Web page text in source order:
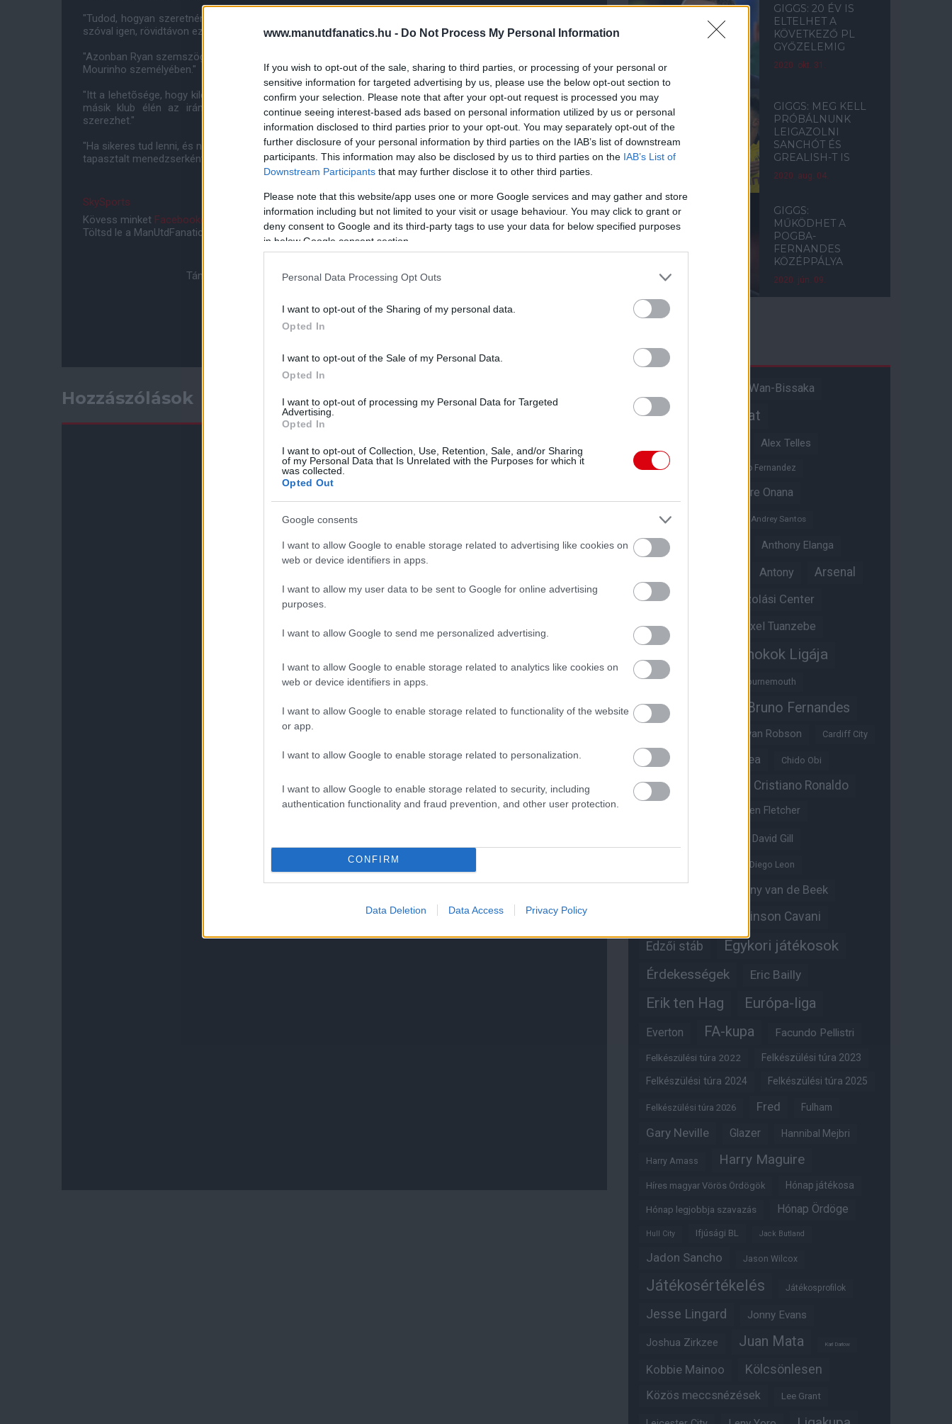
www.manutdfanatics.hu - Do Not Process My Personal Information
If you wish to opt-out of the sale, sharing to third parties, or processing of your personal or
sensitive information for targeted advertising by us, please use the below opt-out section to
confirm your selection. Please note that after your opt-out request is processed you may
continue seeing interest-based ads based on personal information utilized by us or personal
information disclosed to third parties prior to your opt-out. You may separately opt-out of the
further disclosure of your personal information by third parties on the IAB’s list of downstream
participants. This information may also be disclosed by us to third parties on the IAB’s List of
Downstream Participants that may further disclose it to other third parties.
Please note that this website/app uses one or more Google services and may gather and store
information including but not limited to your visit or usage behaviour. You may click to grant or
deny consent to Google and its third-party tags to use your data for below specified purposes
in below Google consent section.
Personal Data Processing Opt Outs
I want to opt-out of the Sharing of my personal data.
Opted In
I want to opt-out of the Sale of my Personal Data.
Opted In
I want to opt-out of processing my Personal Data for Targeted
Advertising.
Opted In
I want to opt-out of Collection, Use, Retention, Sale, and/or Sharing
of my Personal Data that Is Unrelated with the Purposes for which it
was collected.
Opted Out
Google consents
I want to allow Google to enable storage related to advertising like cookies on
web or device identifiers in apps.
I want to allow my user data to be sent to Google for online advertising
purposes.
I want to allow Google to send me personalized advertising.
I want to allow Google to enable storage related to analytics like cookies on
web or device identifiers in apps.
I want to allow Google to enable storage related to functionality of the website
or app.
I want to allow Google to enable storage related to personalization.
I want to allow Google to enable storage related to security, including
authentication functionality and fraud prevention, and other user protection.
CONFIRM
Data Deletion Data Access Privacy Policy
"Tudod, hogyan szeretnének játszani, érted a filozófiájukat és erényeiket. Ryan ennek a megtestesítõje,
szóval igen, rövidtávon ez káros lehet."
"Azonban Ryan szemszögébõl nézve, nem neki szánták az állást, világklasszis edzõt szerzõdtetek José
Mourinho személyében."
"Itt a lehetõsége, hogy kilépjen a Manchester Unitedbõl és menedzser legyen a saját jogán. Átveheti egy
másik klub élén az irányítást, dolgozhat azon, hogyan legyen jó vezetõ, és edzõi tapasztalatot
szerezhet."
"Ha sikeres tud lenni, és nagyon bízom benne, hogy így lesz, ki tudja, talán öt vagy hat év múlva visszatér
tapasztalt menedzserként és átveszi az irányítást José Mourinhótól."
SkySports
Kövess minket Facebookon Instagramon
YouTube-on is!
Töltsd le a ManUtdFanatics.hu mobil applikációtAndroidraésiOS-re!
Támogasd adományoddal a ManUtdFanatics.hu működését!
Hozzászólások
GIGGS: 20 ÉV IS
ELTELHET A
KÖVETKEZŐ PL
GYŐZELEMIG
2020. okt. 31.
GIGGS: MEG KELL
PRÓBÁLNUNK
LEIGAZOLNI
SANCHÓT ÉS
GREALISH-T IS
2020. aug. 04.
GIGGS:
MŰKÖDHET A
POGBA-
FERNANDES
KÖZÉPPÁLYA
2020. jún. 09.
Aaron Wan-Bissaka
Akadémiai csapat
Alex Telles
Altay Bayindir Alvaro Fernandez
Andre Onana
Andreas Pereira
Andrey Santos
Angol válogatott Anthony Elanga
Antony Arsenal
Aston Villa Átigazolási Center
Átigazolások Axel Tuanzebe
Bajnokok Ligája
Benjamin Sesko Bournemouth
Brandon Williams Bruno Fernandes
Bryan Robson Cardiff City
Casemiro Chelsea Chido Obi
Christian Eriksen Cristiano Ronaldo
Darren Fletcher
David Gill
Diego Leon
Donny van de Beek
Edinson Cavani
Edzői stáb Egykori játékosok
Érdekességek Eric Bailly
Erik ten Hag Európa-liga
Everton FA-kupa Facundo Pellistri
Felkészülési túra 2022 Felkészülési túra 2023
Felkészülési túra 2024 Felkészülési túra 2025
Felkészülési túra 2026 Fred Fulham
Gary Neville Glazer Hannibal Mejbri
Harry Amass Harry Maguire
Híres magyar Vörös Ördögök Hónap játékosa
Hónap legjobbja szavazás Hónap Ördöge
Hull City Ifjúsági BL Jack Butland
Jadon Sancho Jason Wilcox
Játékosértékelés Játékosprofilok
Jesse Lingard Jonny Evans
Joshua Zirkzee Juan Mata Karl Darlow
Kobbie Mainoo Kölcsönlesen
Közös meccsnézések Lee Grant